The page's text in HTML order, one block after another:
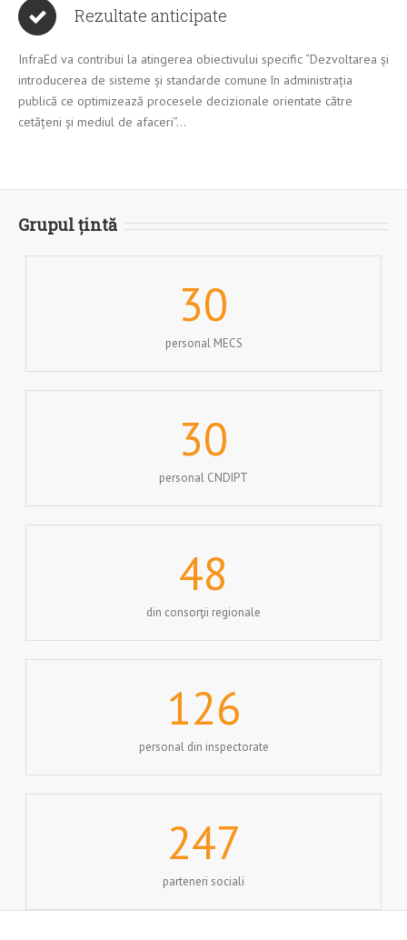
Rezultate anticipate
InfraEd va contribui la atingerea obiectivului specific “Dezvoltarea și
introducerea de sisteme și standarde comune în administrația
publică ce optimizează procesele decizionale orientate către
cetățeni și mediul de afaceri”…
Grupul țintă
30
personal MECS
30
personal CNDIPT
48
din consorţii regionale
126
personal din inspectorate
247
parteneri sociali